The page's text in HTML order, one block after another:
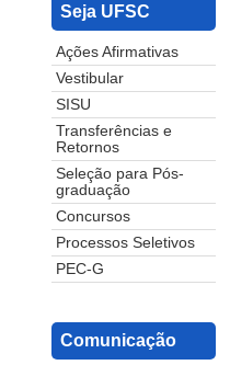
Seja UFSC
Ações Afirmativas
Vestibular
SISU
Transferências e
Retornos
Seleção para Pós-
graduação
Concursos
Processos Seletivos
PEC-G
Comunicação